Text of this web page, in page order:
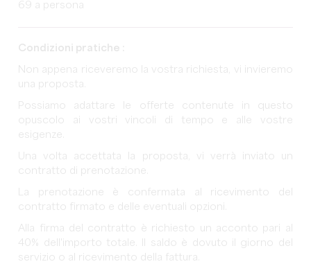
69 a persona
Condizioni pratiche :
Non appena riceveremo la vostra richiesta, vi invieremo
una proposta.
Possiamo adattare le offerte contenute in questo
opuscolo ai vostri vincoli di tempo e alle vostre
esigenze.
Una volta accettata la proposta, vi verrà inviato un
contratto di prenotazione.
La prenotazione è confermata al ricevimento del
contratto firmato e delle eventuali opzioni.
Alla firma del contratto è richiesto un acconto pari al
40% dell'importo totale. Il saldo è dovuto il giorno del
servizio o al ricevimento della fattura.